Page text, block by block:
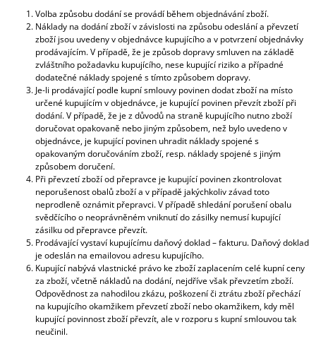
Volba způsobu dodání se provádí během objednávání zboží.
Náklady na dodání zboží v závislosti na způsobu odeslání a převzetí
zboží jsou uvedeny v objednávce kupujícího a v potvrzení objednávky
prodávajícím. V případě, že je způsob dopravy smluven na základě
zvláštního požadavku kupujícího, nese kupující riziko a případné
dodatečné náklady spojené s tímto způsobem dopravy.
Je-li prodávající podle kupní smlouvy povinen dodat zboží na místo
určené kupujícím v objednávce, je kupující povinen převzít zboží při
dodání. V případě, že je z důvodů na straně kupujícího nutno zboží
doručovat opakovaně nebo jiným způsobem, než bylo uvedeno v
objednávce, je kupující povinen uhradit náklady spojené s
opakovaným doručováním zboží, resp. náklady spojené s jiným
způsobem doručení.
Při převzetí zboží od přepravce je kupující povinen zkontrolovat
neporušenost obalů zboží a v případě jakýchkoliv závad toto
neprodleně oznámit přepravci. V případě shledání porušení obalu
svědčícího o neoprávněném vniknutí do zásilky nemusí kupující
zásilku od přepravce převzít.
Prodávající vystaví kupujícímu daňový doklad – fakturu. Daňový doklad
je odeslán na emailovou adresu kupujícího.
Kupující nabývá vlastnické právo ke zboží zaplacením celé kupní ceny
za zboží, včetně nákladů na dodání, nejdříve však převzetím zboží.
Odpovědnost za nahodilou zkázu, poškození či ztrátu zboží přechází
na kupujícího okamžikem převzetí zboží nebo okamžikem, kdy měl
kupující povinnost zboží převzít, ale v rozporu s kupní smlouvou tak
neučinil.